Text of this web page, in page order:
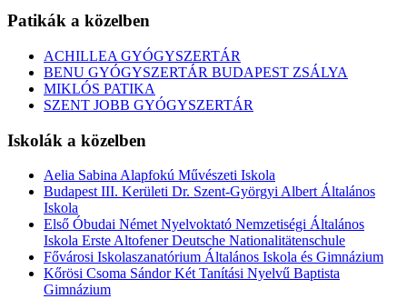
Patikák a közelben
ACHILLEA GYÓGYSZERTÁR
BENU GYÓGYSZERTÁR BUDAPEST ZSÁLYA
MIKLÓS PATIKA
SZENT JOBB GYÓGYSZERTÁR
Iskolák a közelben
Aelia Sabina Alapfokú Művészeti Iskola
Budapest III. Kerületi Dr. Szent-Györgyi Albert Általános
Iskola
Első Óbudai Német Nyelvoktató Nemzetiségi Általános
Iskola Erste Altofener Deutsche Nationalitätenschule
Fővárosi Iskolaszanatórium Általános Iskola és Gimnázium
Kőrösi Csoma Sándor Két Tanítási Nyelvű Baptista
Gimnázium